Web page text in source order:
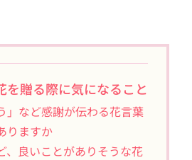
を贈る際に気になること
」など感謝が伝わる花言葉
りますか
、良いことがありそうな花